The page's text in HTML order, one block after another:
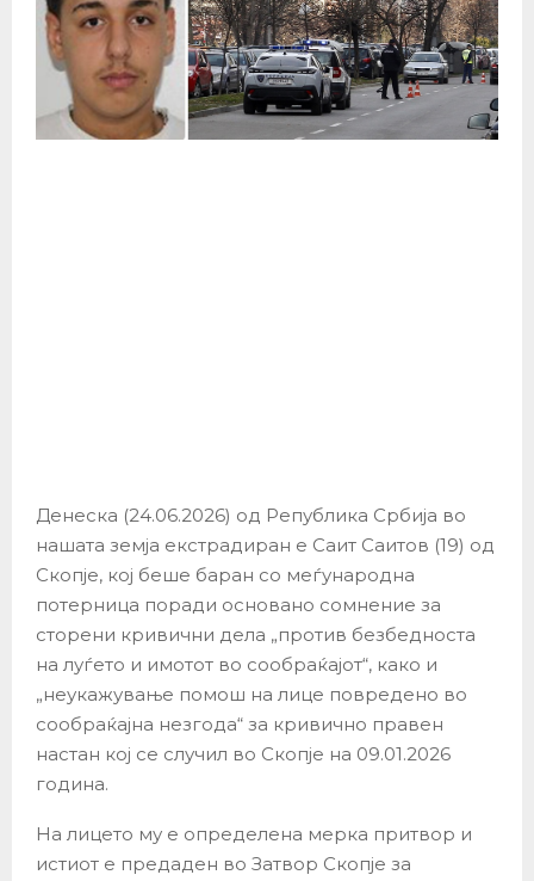
Денеска (24.06.2026) од Република Србија во
нашата земја екстрадиран е Саит Саитов (19) од
Скопје, кој беше баран со меѓународна
потерница поради основано сомнение за
сторени кривични дела „против безбедноста
на луѓето и имотот во сообраќајот“, како и
„неукажување помош на лице повредено во
сообраќајна незгода“ за кривично правен
настан кој се случил во Скопје на 09.01.2026
година.
На лицето му е определена мерка притвор и
истиот е предаден во Затвор Скопје за